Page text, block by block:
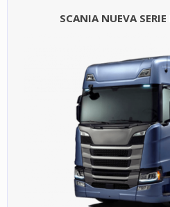
SCANIA NUEVA